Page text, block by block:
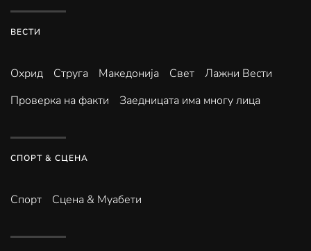
ВЕСТИ
Охрид Струга Македонија Свет
Лажни Вести
Проверка на факти
Заедницата има многу лица
СПОРТ & СЦЕНА
Спорт Сцена & Муабети